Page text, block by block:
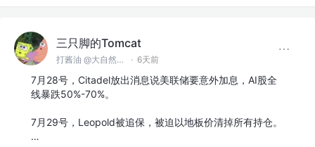
三只脚的Tomcat
打酱油 @大自然空气搬运股份有限公司 · 6天前
7月28号，Citadel放出消息说美联储要意外加息，AI股全
线暴跌50%-70%。
7月29号，Leopold被追保，被迫以地板价清掉所有持仓。
…